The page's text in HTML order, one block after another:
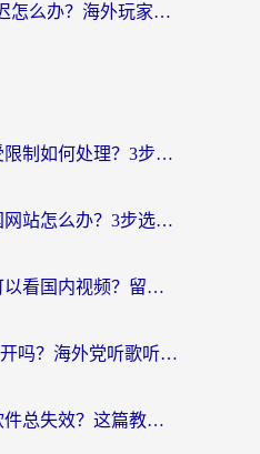
国外玩BanG网络延迟怎么办？海外玩家亲测有效的国服游戏加速指南
海外党必看：视频受限制如何处理？3步解决国内剧番“看不了”难题
在国外不能登录中国网站怎么办？3步选对回国加速器，无缝刷剧、办业务
在国外有什么软件可以看国内视频？留学生亲测的追剧救星来了
全民K歌国外可以打开吗？海外党听歌听书无限制的实用指南
国外能听歌的音乐软件总失效？这篇教你怎么在海外流畅听网易云